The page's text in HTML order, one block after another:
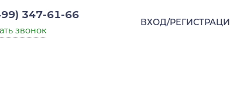
347-61-66
звонок
ВХОД/